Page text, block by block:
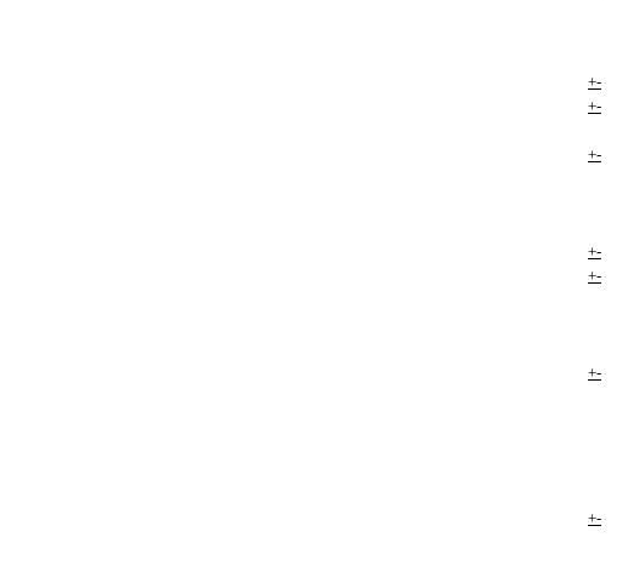
+-
+-
+-
+-
+-
+-
+-